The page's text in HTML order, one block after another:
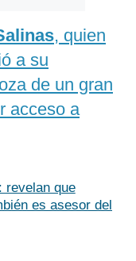
, quien
a su
de un gran
acceso a
revelan que
es asesor del